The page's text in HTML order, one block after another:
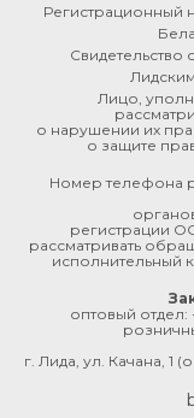
Регистрационный
Свидетельство
Лицо,
о нарушении их
о защите
Номер телефона
регистрации
рассматривать
исполнительный
оптовый отдел:
г. Лида, ул. Качана, 1